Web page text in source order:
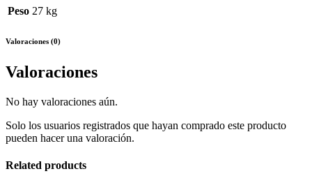
Peso 27 kg
Valoraciones (0)
Valoraciones
No hay valoraciones aún.
Solo los usuarios registrados que hayan comprado este producto
pueden hacer una valoración.
Related products